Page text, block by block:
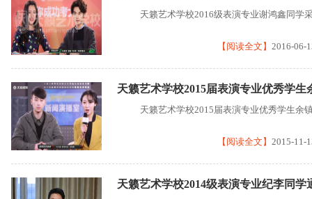
天籁艺术学校2016级表演专业谢鸿鑫同学
【阅读全文】 2016-06-
天籁艺术学校2015届表演专业优秀学生
天籁艺术学校2015届表演专业优秀学生余
【阅读全文】 2015-11-
天籁艺术学校2014级表演专业纪李同学